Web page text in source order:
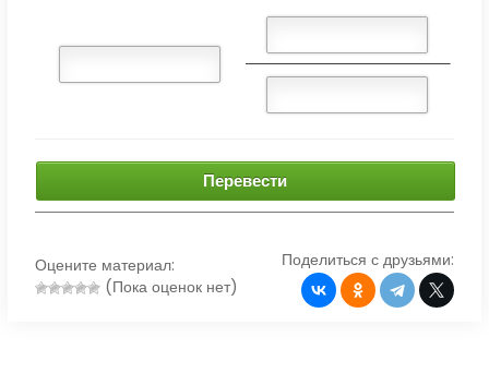
Перевести
Оцените материал:
(Пока оценок нет)
Поделиться с друзьями: